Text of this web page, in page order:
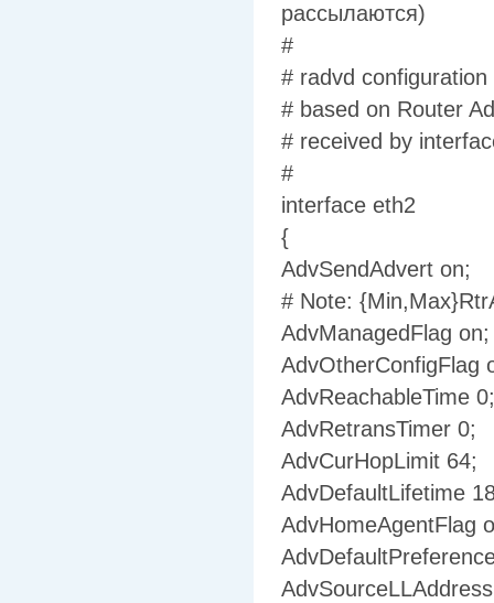
рассылаются)
#
# radvd
# based on Router
# received by
#
interface eth2
{
AdvSendAdvert on;
# Note:
AdvManagedFlag on;
AdvOtherConfigFlag
AdvReachableTime 0;
AdvRetransTimer 0;
AdvCurHopLimit 64;
AdvDefaultLifetime
AdvHomeAgentFlag